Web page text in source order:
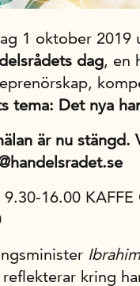
1 oktober 2019
dag, en
tema: Det nya
är nu stängd.
9.30-16.00 KAFFE
reflekterar kring